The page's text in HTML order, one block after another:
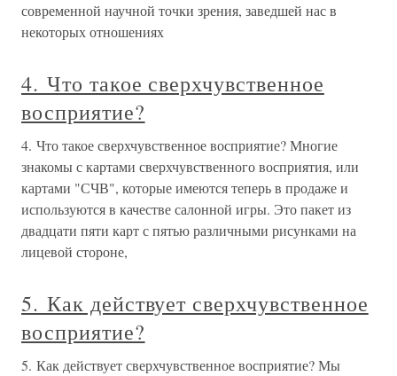
современной научной точки зрения, заведшей нас в
некоторых отношениях
4. Что такое сверхчувственное
восприятие?
4. Что такое сверхчувственное восприятие? Многие
знакомы с картами сверхчувственного восприятия, или
картами "СЧВ", которые имеются теперь в продаже и
используются в качестве салонной игры. Это пакет из
двадцати пяти карт с пятью различными рисунками на
лицевой стороне,
5. Как действует сверхчувственное
восприятие?
5. Как действует сверхчувственное восприятие? Мы